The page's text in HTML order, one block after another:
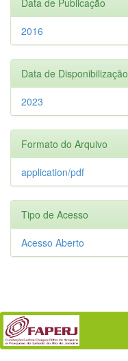
2016
Data de Disponibilização
2023
Formato do Arquivo
application/pdf
Tipo de Acesso
Acesso Aberto